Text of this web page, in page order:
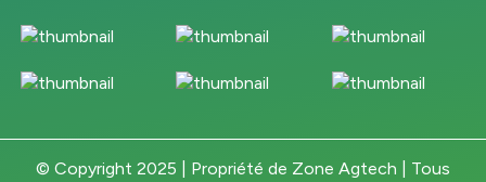
© Copyright 2025 | Propriété de Zone Agtech | Tous